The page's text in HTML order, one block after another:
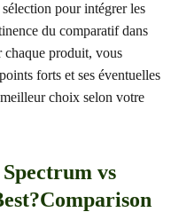
pour intégrer les
du comparatif dans
chaque produit, vous
forts et ses éventuelles
choix selon votre
vs